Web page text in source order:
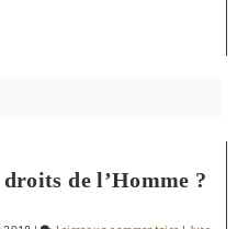
de l’Homme ?